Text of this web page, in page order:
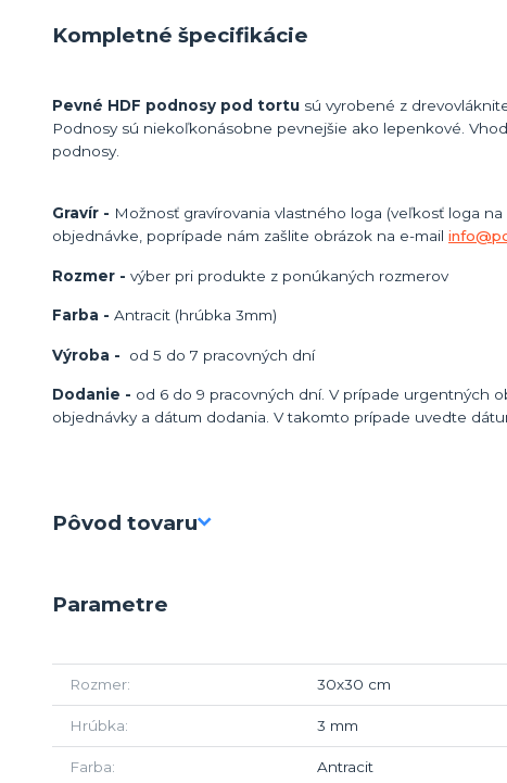
Kompletné špecifikácie
Pevné HDF podnosy pod tortu sú vyrobené z
Podnosy sú niekoľkonásobne pevnejšie ako lepenkové.
podnosy.
Gravír - Možnosť gravírovania vlastného loga (veľkosť loga
objednávke, poprípade nám zašlite obrázok na e-mail
Rozmer - výber pri produkte z ponúkaných rozmerov
Farba - Antracit (hrúbka 3mm)
Výroba - od 5 do 7 pracovných dní
Dodanie - od 6 do 9 pracovných dní. V prípade urgentných
objednávky a dátum dodania. V takomto prípade uvedte
Pôvod tovaru
Parametre
Rozmer 30x30 cm
Hrúbka 3 mm
Farba Antracit